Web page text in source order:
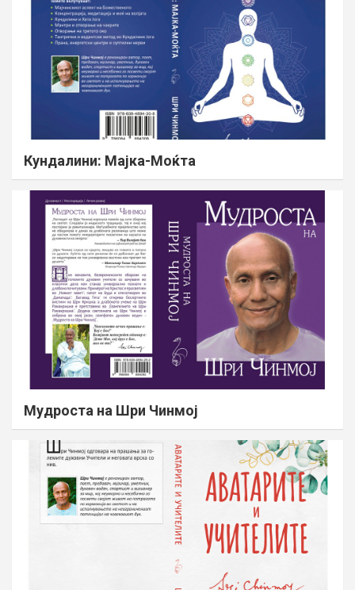
Кундалини: Мајка-Моќта
Мудроста на Шри Чинмој